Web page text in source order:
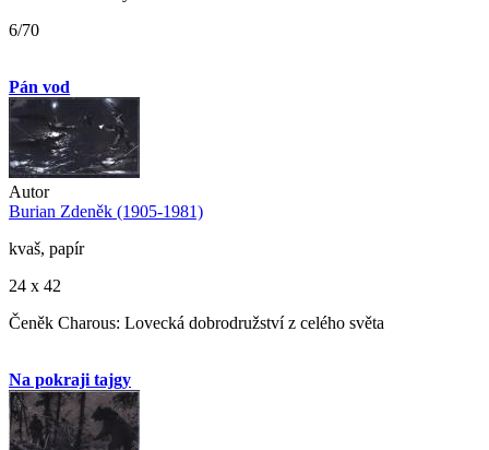
6/70
Pán vod
Autor
Burian Zdeněk (1905-1981)
kvaš, papír
24 x 42
Čeněk Charous: Lovecká dobrodružství z celého světa
Na pokraji tajgy